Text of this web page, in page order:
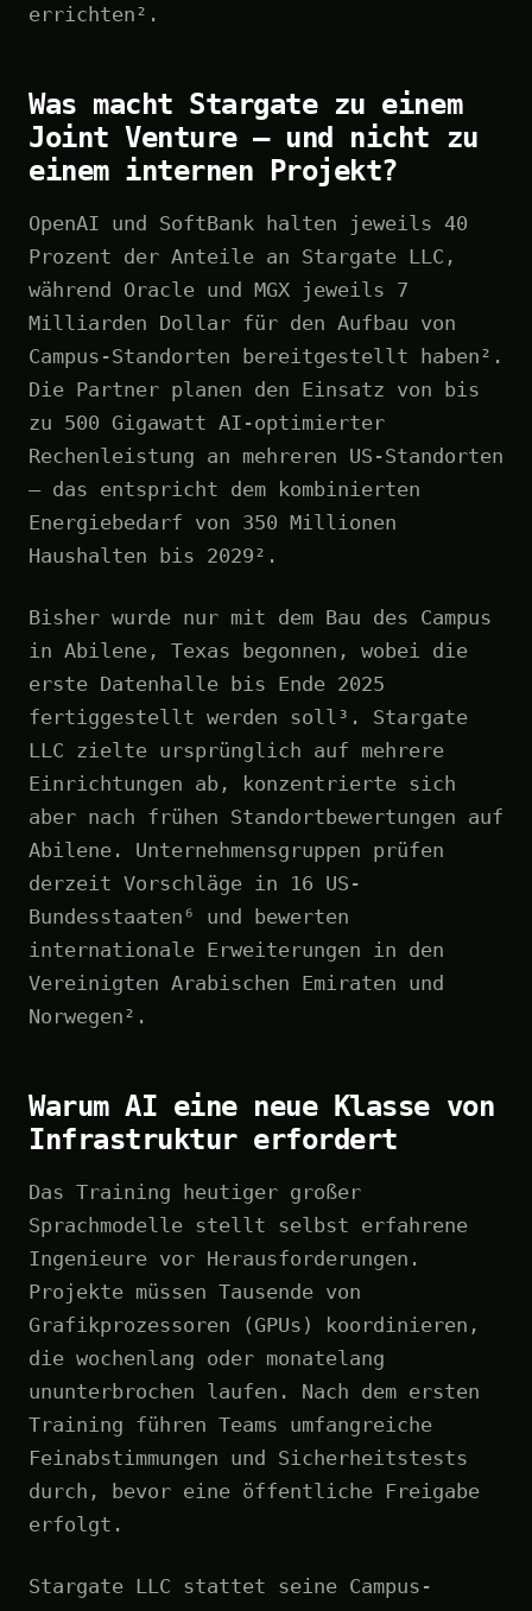
errichten².
Was macht Stargate zu einem
Joint Venture – und nicht zu
einem internen Projekt?
OpenAI und SoftBank halten jeweils 40
Prozent der Anteile an Stargate LLC,
während Oracle und MGX jeweils 7
Milliarden Dollar für den Aufbau von
Campus-Standorten bereitgestellt haben².
Die Partner planen den Einsatz von bis
zu 500 Gigawatt AI-optimierter
Rechenleistung an mehreren US-Standorten
– das entspricht dem kombinierten
Energiebedarf von 350 Millionen
Haushalten bis 2029².
Bisher wurde nur mit dem Bau des Campus
in Abilene, Texas begonnen, wobei die
erste Datenhalle bis Ende 2025
fertiggestellt werden soll³. Stargate
LLC zielte ursprünglich auf mehrere
Einrichtungen ab, konzentrierte sich
aber nach frühen Standortbewertungen auf
Abilene. Unternehmensgruppen prüfen
derzeit Vorschläge in 16 US-
Bundesstaaten⁶ und bewerten
internationale Erweiterungen in den
Vereinigten Arabischen Emiraten und
Norwegen².
Warum AI eine neue Klasse von
Infrastruktur erfordert
Das Training heutiger großer
Sprachmodelle stellt selbst erfahrene
Ingenieure vor Herausforderungen.
Projekte müssen Tausende von
Grafikprozessoren (GPUs) koordinieren,
die wochenlang oder monatelang
ununterbrochen laufen. Nach dem ersten
Training führen Teams umfangreiche
Feinabstimmungen und Sicherheitstests
durch, bevor eine öffentliche Freigabe
erfolgt.
Stargate LLC stattet seine Campus-